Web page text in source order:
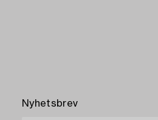
Nyhetsbrev